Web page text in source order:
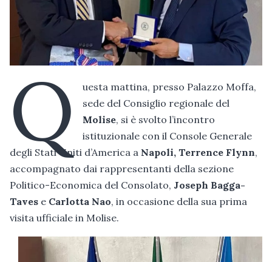
Q
uesta mattina, presso Palazzo Moffa,
sede del Consiglio regionale del
Molise, si è svolto l’incontro
istituzionale con il Console Generale
degli Stati Uniti d’America a Napoli, Terrence Flynn,
accompagnato dai rappresentanti della sezione
Politico-Economica del Consolato, Joseph Bagga-
Taves e Carlotta Nao, in occasione della sua prima
visita ufficiale in Molise.